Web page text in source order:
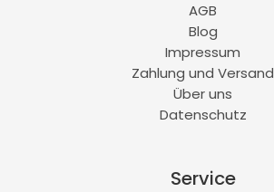
AGB
Blog
Impressum
Zahlung und Versand
Über uns
Datenschutz
Service